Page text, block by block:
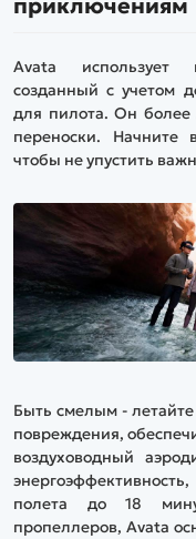
Avata использует
созданный с учетом
для пилота. Он
переноски. Начните
чтобы не упустить
Быть смелым -
повреждения,
воздуховодный
полета до 18
пропеллеров, Avata